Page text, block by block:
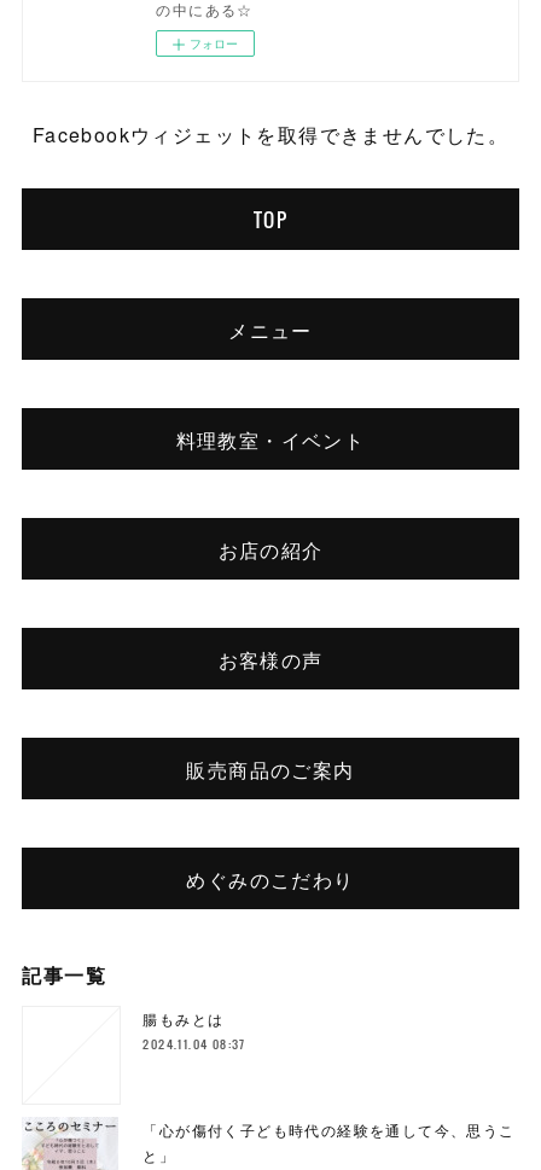
の中にある☆
フォロー
Facebookウィジェットを取得できませんでした。
TOP
メニュー
料理教室・イベント
お店の紹介
お客様の声
販売商品のご案内
めぐみのこだわり
記事一覧
腸もみとは
2024.11.04 08:37
「心が傷付く子ども時代の経験を通して今、思うこ
と」